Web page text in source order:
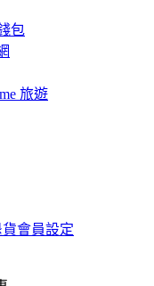
包
旅遊
會員設定